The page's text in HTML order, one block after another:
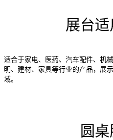
展台
适合于家电、医药、汽车配件、机
明、建材、家具等行业的产品，展
域。
圆